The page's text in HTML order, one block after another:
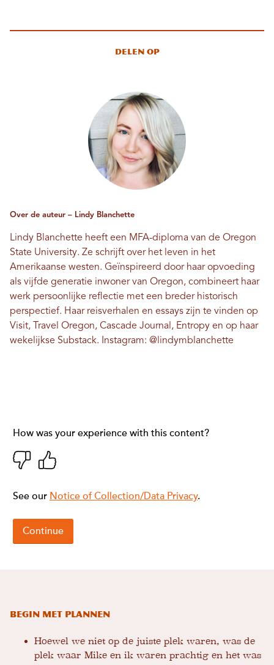
Delen op
Over de auteur – Lindy Blanchette
Lindy Blanchette heeft een MFA-diploma van de Oregon
State University. Ze schrijft over het leven in het
Amerikaanse westen. Geïnspireerd door haar opvoeding
als vijfde generatie inwoner van Oregon, combineert haar
werk persoonlijke reflectie met een breder historisch
perspectief. Haar reisverhalen en essays zijn te vinden op
Visit, Travel Oregon, Cascade Journal, Entropy en op haar
wekelijkse Substack. Instagram: @lindymblanchette
Begin met plannen
Hoewel we niet op de juiste plek waren, was de
plek waar Mike en ik waren prachtig en het was